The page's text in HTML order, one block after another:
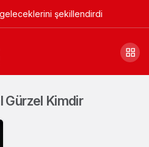
şekillendirdi
Gürzel Kimdir